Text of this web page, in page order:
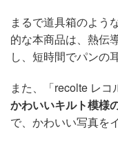
まるで道具箱のよう
的な本商品は、熱伝
し、短時間でパンの
また、「recolte レコ
かわいいキルト模様
で、かわいい写真を